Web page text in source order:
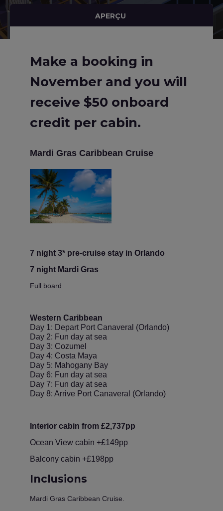
APERÇU
Make a booking in
November and you will
receive $50 onboard
credit per cabin.
Mardi Gras Caribbean Cruise
7 night 3* pre-cruise stay in Orlando
7 night Mardi Gras
Full board
Western Caribbean
Day 1: Depart Port Canaveral (Orlando)
Day 2: Fun day at sea
Day 3: Cozumel
Day 4: Costa Maya
Day 5: Mahogany Bay
Day 6: Fun day at sea
Day 7: Fun day at sea
Day 8: Arrive Port Canaveral (Orlando)
Interior cabin from £2,737pp
Ocean View cabin +£149pp
Balcony cabin +£198pp
Inclusions
Mardi Gras Caribbean Cruise.